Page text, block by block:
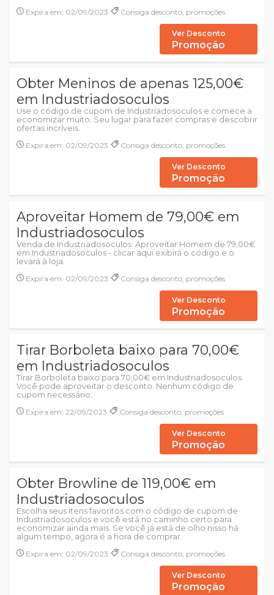
Expira em: 02/09/2023
Consiga desconto, promoções
Ver Desconto
Promoção
Obter Meninos de apenas 125,00€
em Industriadosoculos
Use o código de cupom de Industriadosoculos e comece a
economizar muito. Seu lugar para fazer compras e descobrir
ofertas incríveis.
Expira em: 02/09/2023
Consiga desconto, promoções
Ver Desconto
Promoção
Aproveitar Homem de 79,00€ em
Industriadosoculos
Venda de Industriadosoculos: Aproveitar Homem de 79,00€
em Industriadosoculos - clicar aqui exibirá o código e o
levará à loja.
Expira em: 02/09/2023
Consiga desconto, promoções
Ver Desconto
Promoção
Tirar Borboleta baixo para 70,00€
em Industriadosoculos
Tirar Borboleta baixo para 70,00€ em Industriadosoculos.
Você pode aproveitar o desconto. Nenhum código de
cupom necessário.
Expira em: 22/09/2023
Consiga desconto, promoções
Ver Desconto
Promoção
Obter Browline de 119,00€ em
Industriadosoculos
Escolha seus itens favoritos com o código de cupom de
Industriadosoculos e você está no caminho certo para
economizar ainda mais. Se você já está de olho nisso há
algum tempo, agora é a hora de comprar.
Expira em: 02/09/2023
Consiga desconto, promoções
Ver Desconto
Promoção